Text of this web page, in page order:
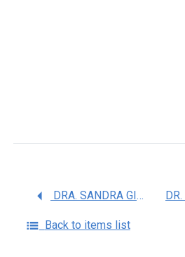
DRA. SANDRA GISSELA MARQUEZ RAMIREZ
Back to items list